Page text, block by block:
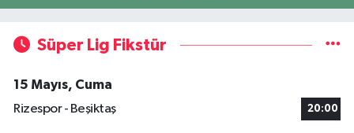
Süper Lig Fikstür
15 Mayıs, Cuma
Rizespor - Beşiktaş
20:00